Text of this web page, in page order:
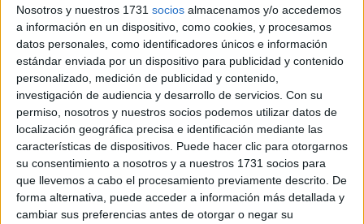
Nosotros y nuestros 1731 socios almacenamos y/o accedemos
a información en un dispositivo, como cookies, y procesamos
datos personales, como identificadores únicos e información
estándar enviada por un dispositivo para publicidad y contenido
personalizado, medición de publicidad y contenido,
investigación de audiencia y desarrollo de servicios. Con su
permiso, nosotros y nuestros socios podemos utilizar datos de
localización geográfica precisa e identificación mediante las
características de dispositivos. Puede hacer clic para otorgarnos
su consentimiento a nosotros y a nuestros 1731 socios para
que llevemos a cabo el procesamiento previamente descrito. De
forma alternativa, puede acceder a información más detallada y
cambiar sus preferencias antes de otorgar o negar su
regional es de unos 550.
El éxodo rural extremeño es una realidad innegable y su
despoblación afecta ya hasta a las ciudades. Pero jamás
la población extremeña ha dado problemas a España; es
de las regiones que menos protesta o reclama, a veces, ni
siquiera lo que es suyo o que por derecho le corresponde;
su sino siempre fue vivir en paz, su eterna conformación y
resignación. Lo dijo en una de sus décimas poéticas el
cura de Saraicejo, Francisco Gregorio de Salas, que
parcialmente decía: “Los extremeños...jamás entran en